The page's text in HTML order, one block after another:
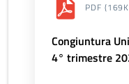
PDF
Congiuntura
4° trimestre